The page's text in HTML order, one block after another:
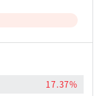
17.37%